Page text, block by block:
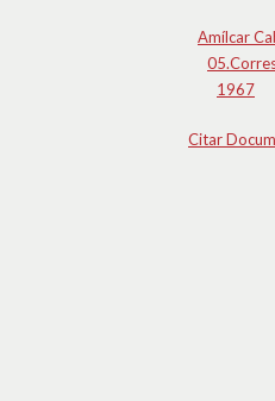
Amílcar
1967
Citar